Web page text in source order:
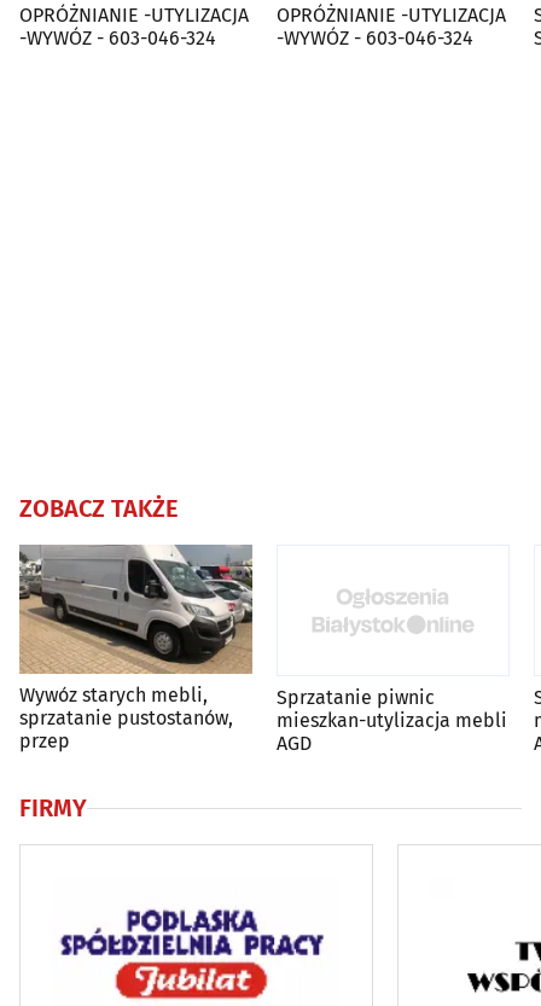
OPRÓŻNIANIE -UTYLIZACJA
-WYWÓZ - 603-046-324
OPRÓŻNIANIE -UTYLIZACJA
-WYWÓZ - 603-046-324
ZOBACZ TAKŻE
Wywóz starych mebli,
sprzatanie pustostanów,
przep
Sprzatanie piwnic
mieszkan-utylizacja mebli
AGD
FIRMY